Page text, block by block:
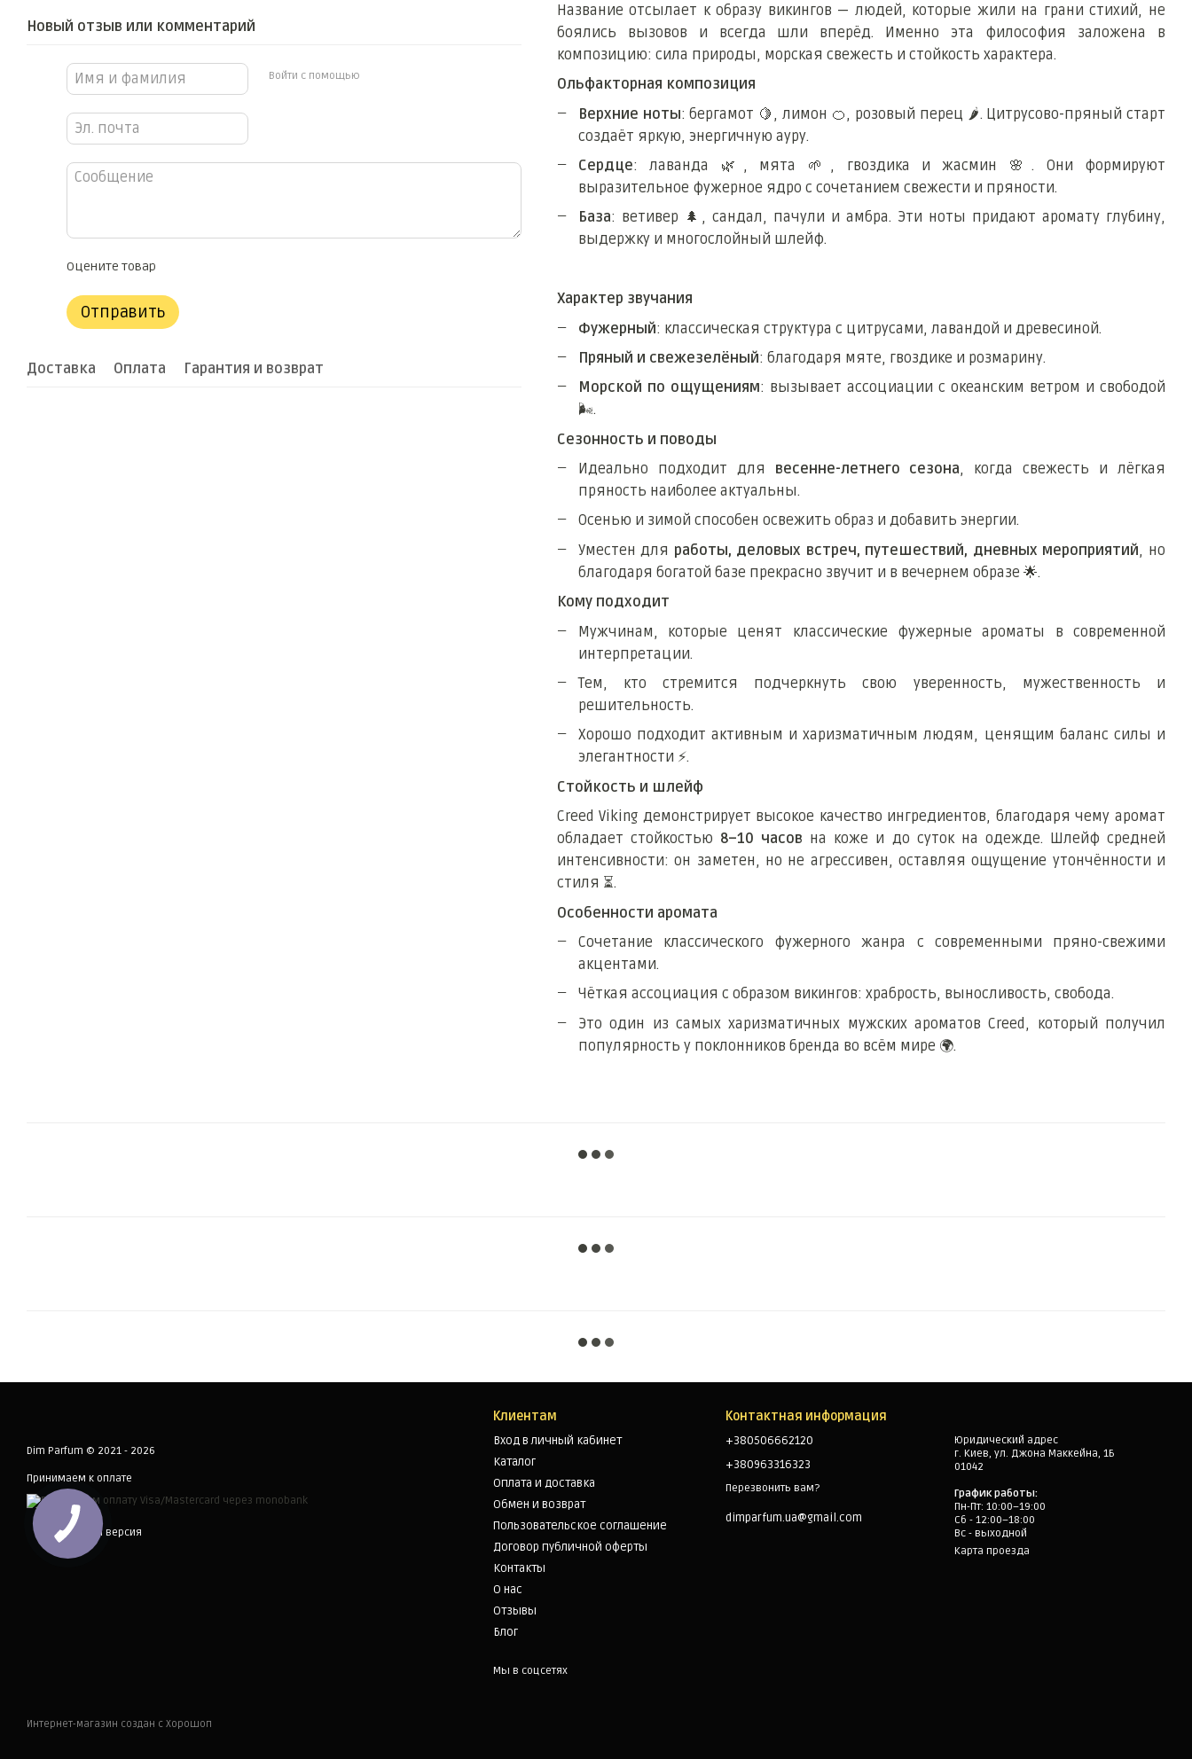
Новый отзыв или комментарий
Войти с помощью
Оцените товар
Отправить
Доставка Оплата Гарантия и возврат
Название отсылает к образу викингов — людей, которые жили на грани стихий, не
боялись вызовов и всегда шли вперёд. Именно эта философия заложена в
композицию: сила природы, морская свежесть и стойкость характера.
Ольфакторная композиция
Верхние ноты: бергамот 🍋 , лимон 🍊, розовый перец 🌶️. Цитрусово-пряный старт
создаёт яркую, энергичную ауру.
Сердце: лаванда 🌿 , мята 🌱 , гвоздика и жасмин 🌸. Они формируют
выразительное фужерное ядро с сочетанием свежести и пряности.
База: ветивер 🌲 , сандал, пачули и амбра. Эти ноты придают аромату глубину,
выдержку и многослойный шлейф.
Характер звучания
Фужерный: классическая структура с цитрусами, лавандой и древесиной.
Пряный и свежезелёный: благодаря мяте, гвоздике и розмарину.
Морской по ощущениям: вызывает ассоциации с океанским ветром и свободой
🌬️.
Сезонность и поводы
Идеально подходит для весенне-летнего сезона, когда свежесть и лёгкая
пряность наиболее актуальны.
Осенью и зимой способен освежить образ и добавить энергии.
Уместен для работы, деловых встреч, путешествий, дневных мероприятий, но
благодаря богатой базе прекрасно звучит и в вечернем образе 🌟.
Кому подходит
Мужчинам, которые ценят классические фужерные ароматы в современной
интерпретации.
Тем, кто стремится подчеркнуть свою уверенность, мужественность и
решительность.
Хорошо подходит активным и харизматичным людям, ценящим баланс силы и
элегантности ⚡.
Стойкость и шлейф
Creed Viking демонстрирует высокое качество ингредиентов, благодаря чему аромат
обладает стойкостью 8–10 часов на коже и до суток на одежде. Шлейф средней
интенсивности: он заметен, но не агрессивен, оставляя ощущение утончённости и
стиля ⏳.
Особенности аромата
Сочетание классического фужерного жанра с современными пряно-свежими
акцентами.
Чёткая ассоциация с образом викингов: храбрость, выносливость, свобода.
Это один из самых харизматичных мужских ароматов Creed, который получил
популярность у поклонников бренда во всём мире 🌍.
Dim Parfum © 2021 - 2026
Принимаем к оплате
Мобильная версия
Интернет-магазин создан с Хорошоп
Клиентам
Вход в личный кабинет
Каталог
Оплата и доставка
Обмен и возврат
Пользовательское соглашение
Договор публичной оферты
Контакты
О нас
Отзывы
Блог
Мы в соцсетях
Контактная информация
+380506662120
+380963316323
Перезвонить вам?
dimparfum.ua@gmail.com
Юридический адрес
г. Киев, ул. Джона Маккейна, 1Б
01042
График работы:
Пн-Пт: 10:00–19:00
Сб - 12:00–18:00
Вс - выходной
Карта проезда